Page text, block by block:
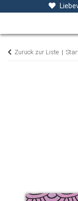
Baby- &
Zurück zur Liste